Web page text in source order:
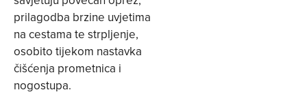
prilagodba brzine uvjetima
na cestama te strpljenje,
osobito tijekom nastavka
čišćenja prometnica i
nogostupa.